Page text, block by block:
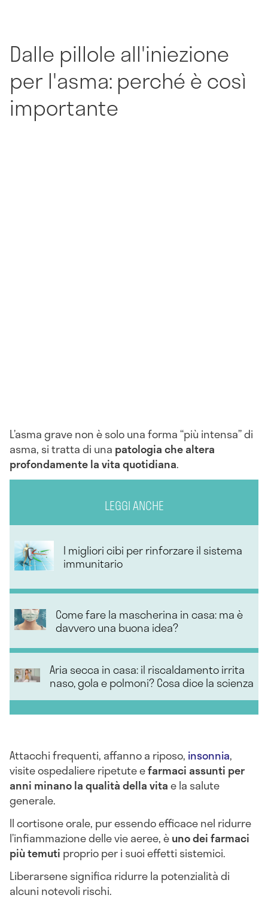
Dalle pillole all'iniezione
per l'asma: perché è così
importante
L’asma grave non è solo una forma “più intensa” di
asma, si tratta di una patologia che altera
profondamente la vita quotidiana.
LEGGI ANCHE
I migliori cibi per rinforzare il sistema
immunitario
Come fare la mascherina in casa: ma è
davvero una buona idea?
Aria secca in casa: il riscaldamento irrita
naso, gola e polmoni? Cosa dice la scienza
Attacchi frequenti, affanno a riposo, insonnia,
visite ospedaliere ripetute efarmaci assunti per
anni minano la qualità della vitae la salute
generale.
Il cortisone orale, pur essendo efficace nel ridurre
l’infiammazione delle vie aeree, èuno dei farmaci
più temuti proprio per i suoi effetti sistemici.
Liberarsene significa ridurre la potenzialità di
alcuni notevoli rischi.